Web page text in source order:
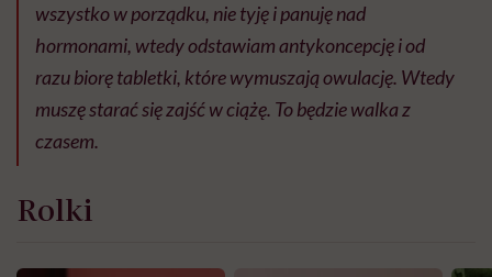
wszystko w porządku, nie tyję i panuję nad
hormonami, wtedy odstawiam antykoncepcję i od
razu biorę tabletki, które wymuszają owulację. Wtedy
muszę starać się zajść w ciążę. To będzie walka z
czasem.
Rolki